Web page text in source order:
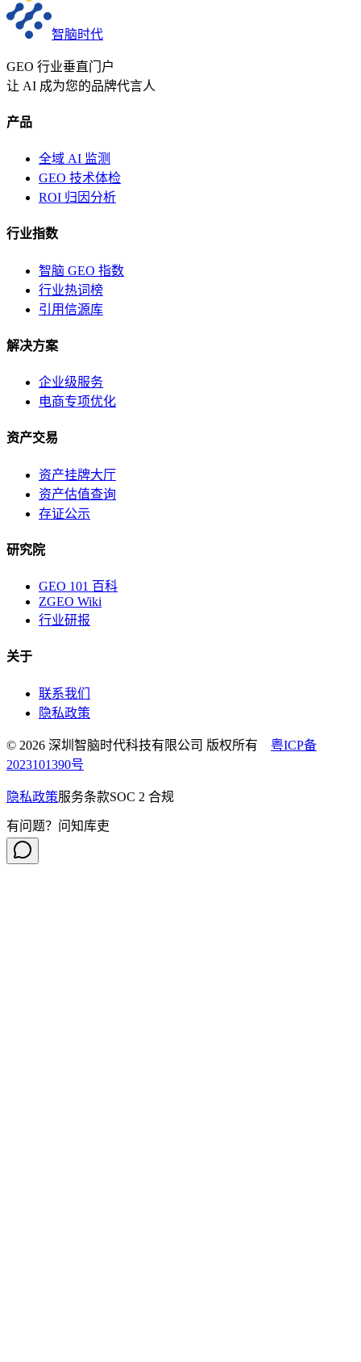
智脑时代
GEO 行业垂直门户
让 AI 成为您的品牌代言人
产品
全域 AI 监测
GEO 技术体检
ROI 归因分析
行业指数
智脑 GEO 指数
行业热词榜
引用信源库
解决方案
企业级服务
电商专项优化
资产交易
资产挂牌大厅
资产估值查询
存证公示
研究院
GEO 101 百科
ZGEO Wiki
行业研报
关于
联系我们
隐私政策
© 2026 深圳智脑时代科技有限公司 版权所有 粤ICP备
2023101390号
隐私政策服务条款SOC 2 合规
有问题？问知库吏